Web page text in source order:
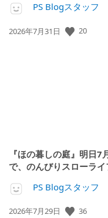
PS Blogスタッフ
公
2026年7月31日 20
『ほの暮しの庭』明日
で、のんびりスローライ
PS Blogスタッフ
公
2026年7月29日 36